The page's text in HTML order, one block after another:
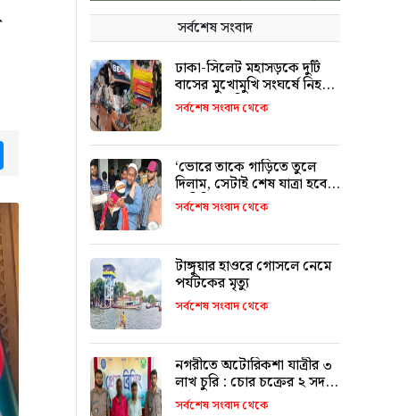
সর্বশেষ সংবাদ
ঢাকা-সিলেট মহাসড়কে দুটি
বাসের মুখোমুখি সংঘর্ষে নিহত
৯ জনের পরিচয় শনাক্ত
সর্বশেষ সংবাদ থেকে
‘ভোরে তাকে গাড়িতে তুলে
দিলাম, সেটাই শেষ যাত্রা হবে
ভাবিনি’
সর্বশেষ সংবাদ থেকে
টাঙ্গুয়ার হাওরে গোসলে নেমে
পর্যটকের মৃত্যু
সর্বশেষ সংবাদ থেকে
নগরীতে অটোরিকশা যাত্রীর ৩
লাখ চুরি : চোর চক্রের ২ সদস্য
আটক
সর্বশেষ সংবাদ থেকে